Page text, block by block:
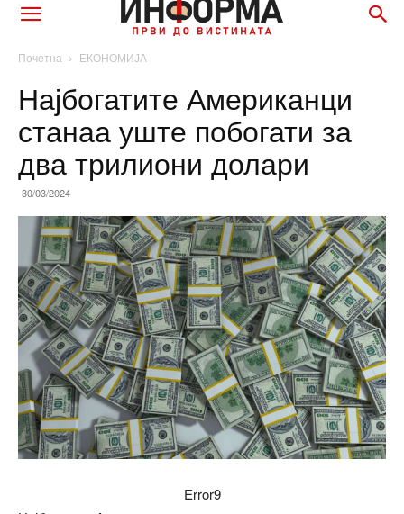
Почетна ЕКОНОМИЈА
Најбогатите Американци
станаа уште побогати за
два трилиони долари
30/03/2024
Error9